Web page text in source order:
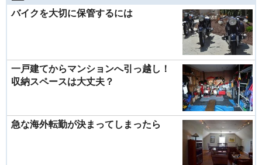
バイクを大切に保管するには
一戸建てからマンションへ引っ越し！
収納スペースは大丈夫？
急な海外転勤が決まってしまったら